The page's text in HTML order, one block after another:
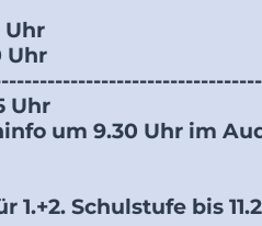
Uhr
Uhr
Uhr
um 9.30 Uhr im
Schulstufe bis